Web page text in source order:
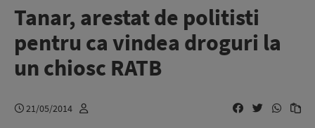
Tanar, arestat de politisti
pentru ca vindea droguri la
un chiosc RATB
21/05/2014